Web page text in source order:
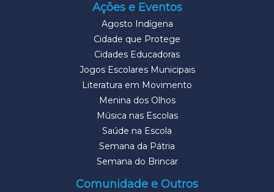
Ações e Eventos
Agosto Indígena
Cidade que Protege
Cidades Educadoras
Jogos Escolares Municipais
Literatura em Movimento
Menina dos Olhos
Música nas Escolas
Saúde na Escola
Semana da Pátria
Semana do Brincar
Comunidade e Outros